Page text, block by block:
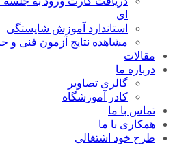
ای
استاندارد آموزش شایستگی
مشاهده نتایج آزمون فنی و
مقالات
درباره ما
گالری تصاویر
کادر آموزشگاه
تماس با ما
همکاری با ما
طرح خود اشتغالی